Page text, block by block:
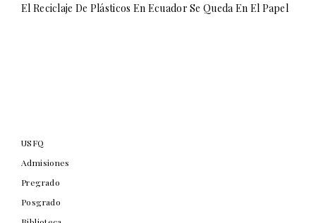
El Reciclaje De Plásticos En Ecuador Se Queda En El Papel
USFQ
Admisiones
Pregrado
Posgrado